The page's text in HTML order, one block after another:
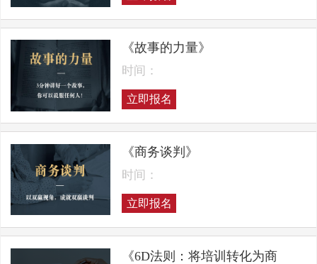
《故事的力量》
时间：
立即报名
《商务谈判》
时间：
立即报名
《6D法则：将培训转化为商